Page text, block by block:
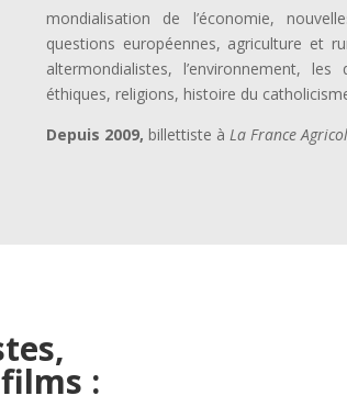
mondialisation de l’économie,
questions européennes, agriculture et
altermondialistes, l’environnement,
éthiques, religions, histoire du
Depuis 2009, billettiste à La France
: